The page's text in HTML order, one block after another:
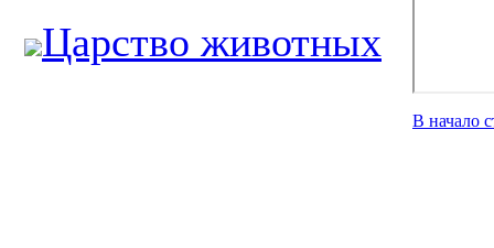
Царство животных
В начало